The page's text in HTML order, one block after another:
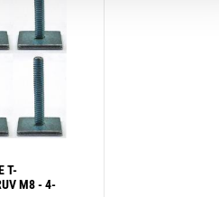
T-
M8 - 4-